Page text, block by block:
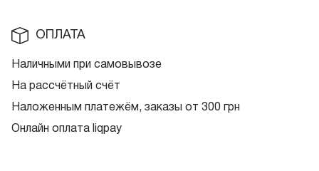
ОПЛАТА
Наличными при самовывозе
На рассчётный счёт
Наложенным платежём, заказы от 300 грн
Онлайн оплата liqpay